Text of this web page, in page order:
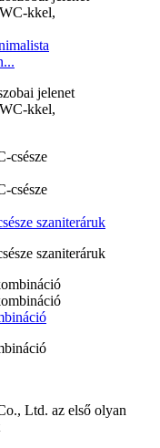
jelenet
kkel,
szaniteráruk
szaniteráruk
Ltd. az első olyan